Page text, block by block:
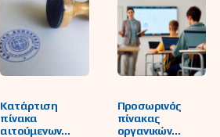
Κατάρτιση
πίνακα
αιτούμενων
Προσωρινός
πίνακας
οργανικών